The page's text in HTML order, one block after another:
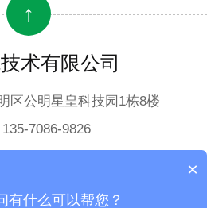
↑
术有限公司
区公明星皇科技园1栋8楼
7086-9826
×
有什么可以帮您？